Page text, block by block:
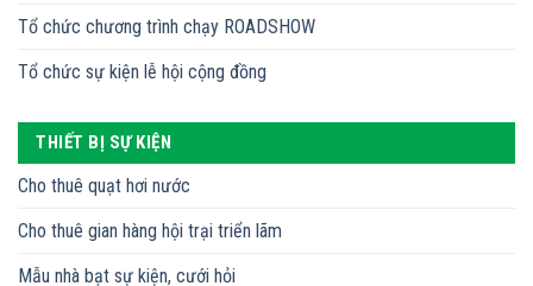
Tổ chức chương trình chạy ROADSHOW
Tổ chức sự kiện lễ hội cộng đồng
THIẾT BỊ SỰ KIỆN
Cho thuê quạt hơi nước
Cho thuê gian hàng hội trại triển lãm
Mẫu nhà bạt sự kiện, cưới hỏi